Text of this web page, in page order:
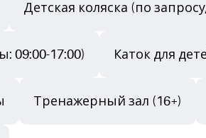
Детская коляска (по
09:00-17:00) Каток для
Тренажерный зал (16+)